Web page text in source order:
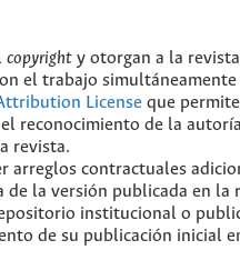
copyright y otorgan a la
el trabajo
License que
reconocimiento de la
revista.
arreglos contractuales
la versión publicada en la
institucional o
de su publicación inicial